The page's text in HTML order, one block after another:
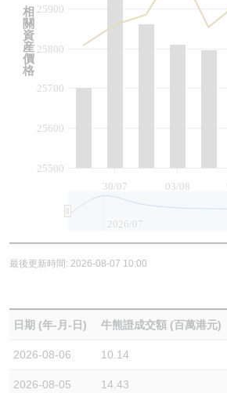
30/07 03/08
25500
25600
25700
25800
25900
2026/07
相
關
資
産
價
格
最後更新時間: 2026-08-07 10:00
日期 (年-月-日) 牛熊證成交額 (百萬港元)
2026-08-06 10.14
2026-08-05 14.43
牛熊證文件及公告 (瑞信)
收市競價變化